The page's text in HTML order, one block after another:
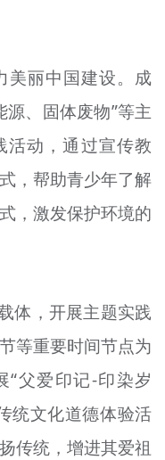
美丽中国建设。成
源、固体废物”等主
活动，通过宣传教
，帮助青少年了解
，激发保护环境的
体，开展主题实践
等重要时间节点为
“父爱印记-印染岁
统文化道德体验活
传统，增进其爱祖